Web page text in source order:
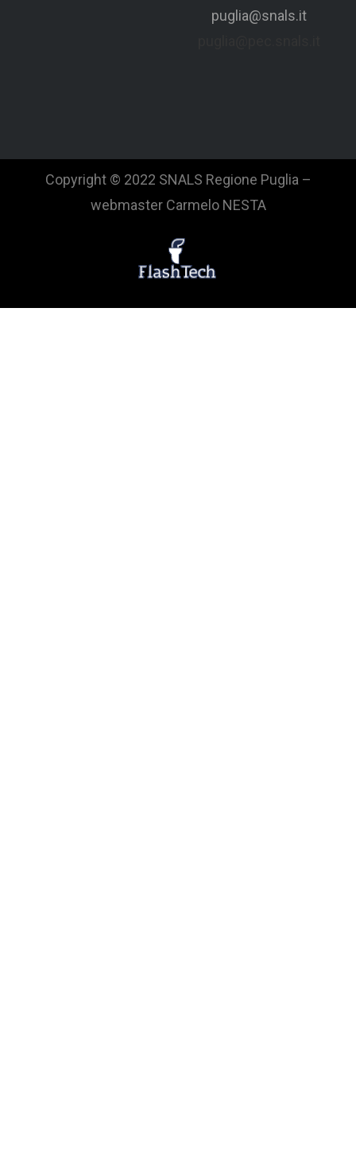
puglia@snals.it
Copyright © 2022 SNALS Regione Puglia –
webmaster Carmelo NESTA